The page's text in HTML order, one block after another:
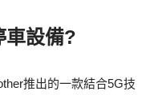
車設備?
推出的一款結合5G技